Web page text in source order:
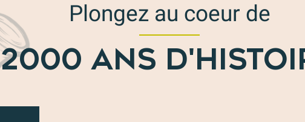
Plongez au coeur de
2000 ANS